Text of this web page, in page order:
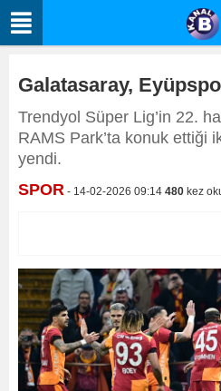
Galatasaray,
Trendyol Süper Lig’in 22.
RAMS Park’ta konuk ettiği
yendi.
SPOR - 14-02-2026 09:14 480 kez